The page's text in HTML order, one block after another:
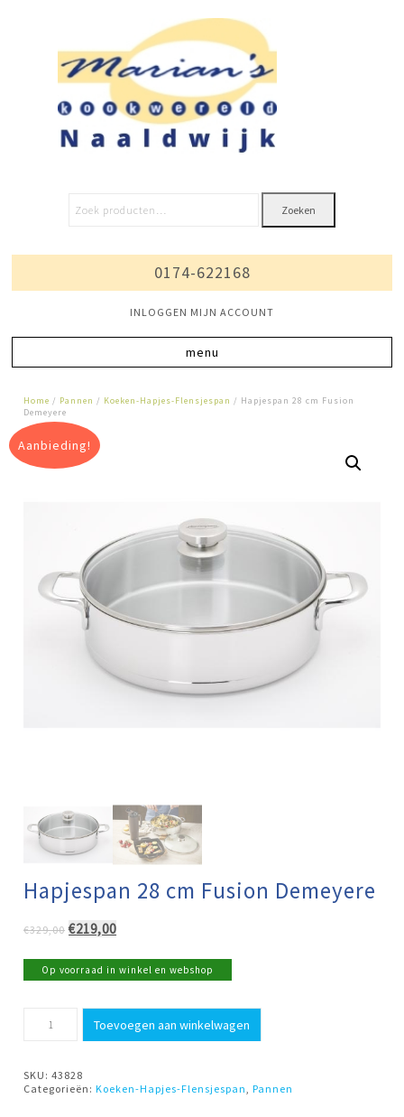
Zoeken
0174-622168
INLOGGEN MIJN ACCOUNT
Home / Pannen / Koeken-Hapjes-Flensjespan / Hapjespan 28 cm Fusion
Demeyere
Aanbieding!
Hapjespan 28 cm Fusion Demeyere
€329,00 Oorspronkelijke
was:
€329,00.
€219,00Huidige
is:
€219,00.
Op voorraad in winkel en webshop
aantal
Toevoegen aan winkelwagen
SKU:43828
Categorieën:Koeken-Hapjes-Flensjespan ,Pannen